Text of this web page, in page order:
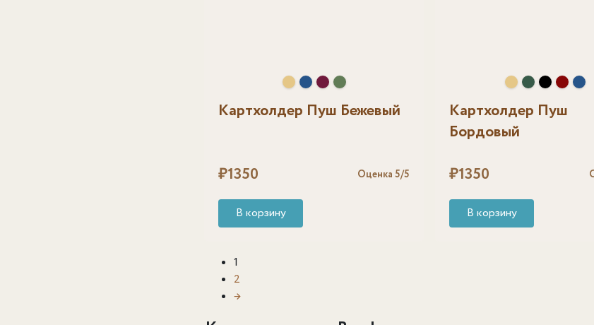
Картхолдер Пуш Бежевый
₽1350 Оценка5/5
В корзину
Картхолдер Пуш
Бордовый
₽1350
В корзину
1
2
→